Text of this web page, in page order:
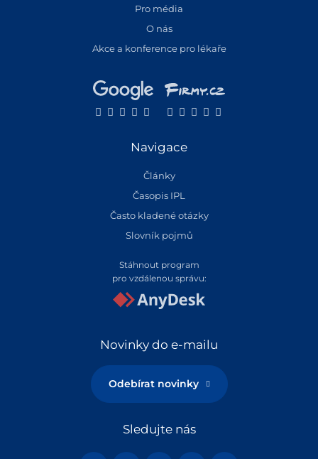
Pro média
O nás
Akce a konference pro lékaře
Navigace
Články
Časopis IPL
Často kladené otázky
Slovník pojmů
Stáhnout program
pro vzdálenou správu:
Novinky do e-mailu
Odebírat novinky
Sledujte nás